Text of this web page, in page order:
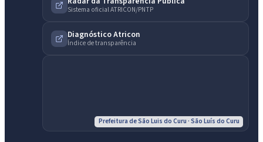
Sistema oficial ATRICON/PNTP
Diagnóstico Atricon
Índice de transparência
Prefeitura de São Luis do Curu · São Luís do Curu
Olá. Pergunte sobre serviços, notícias, legislação, Diário Oficial,